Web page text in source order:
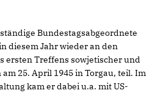
Bundestagsabgeordnete
diesem Jahr wieder an den
ersten Treffens sowjetischer und
25. April 1945 in Torgau, teil. Im
kam er dabei u.a. mit US-